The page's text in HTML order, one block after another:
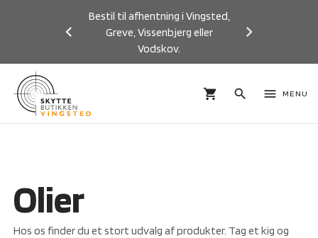
Bestil til afhentning i Vingsted,
Greve, Vissenbjerg eller
Vodskov.
Previous
shopping_cart search menu MENU
Olier
Hos os finder du et stort udvalg af produkter. Tag et kig og